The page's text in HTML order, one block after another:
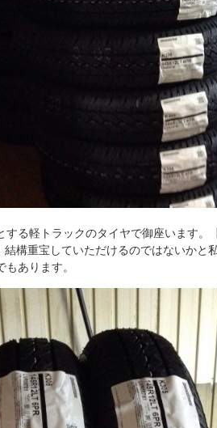
する軽トラックのタイヤで御座います。
結構重宝していただけるのではないかと
あります。